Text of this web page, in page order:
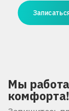
Мы
комфорта!